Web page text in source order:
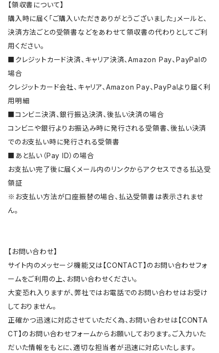
【領収書について】
購入時に届く「ご購入いただきありがとうございました」メールと、
決済方法ごとの受領書などをあわせて領収書の代わりとしてご利
用ください。
■クレジットカード決済、キャリア決済、Amazon Pay、PayPalの
場合
クレジットカード会社、キャリア、Amazon Pay、PayPalより届く利
用明細
■コンビニ決済、銀行振込決済、後払い決済の場合
コンビニや銀行よりお振込み時に発行される受領書、後払い決済
でのお支払い時に発行される受領書
■あと払い（Pay ID）の場合
お支払い完了後に届くメール内のリンクからアクセスできる払込受
領証
※お支払い方法が口座振替の場合、払込受領書は表示されませ
ん。
【お問い合わせ】
サイト内のメッセージ機能又は【CONTACT】のお問い合わせフォ
ームをご利用の上、お問い合わせください。
大変恐れ入りますが、弊社ではお電話でのお問い合わせはお受け
しておりません。
正確かつ迅速に対応させていただく為、お問い合わせは【CONTA
CT】のお問い合わせフォームからお願いしております。ご入力いた
だいた情報をもとに、適切な担当者が迅速に対応いたします。